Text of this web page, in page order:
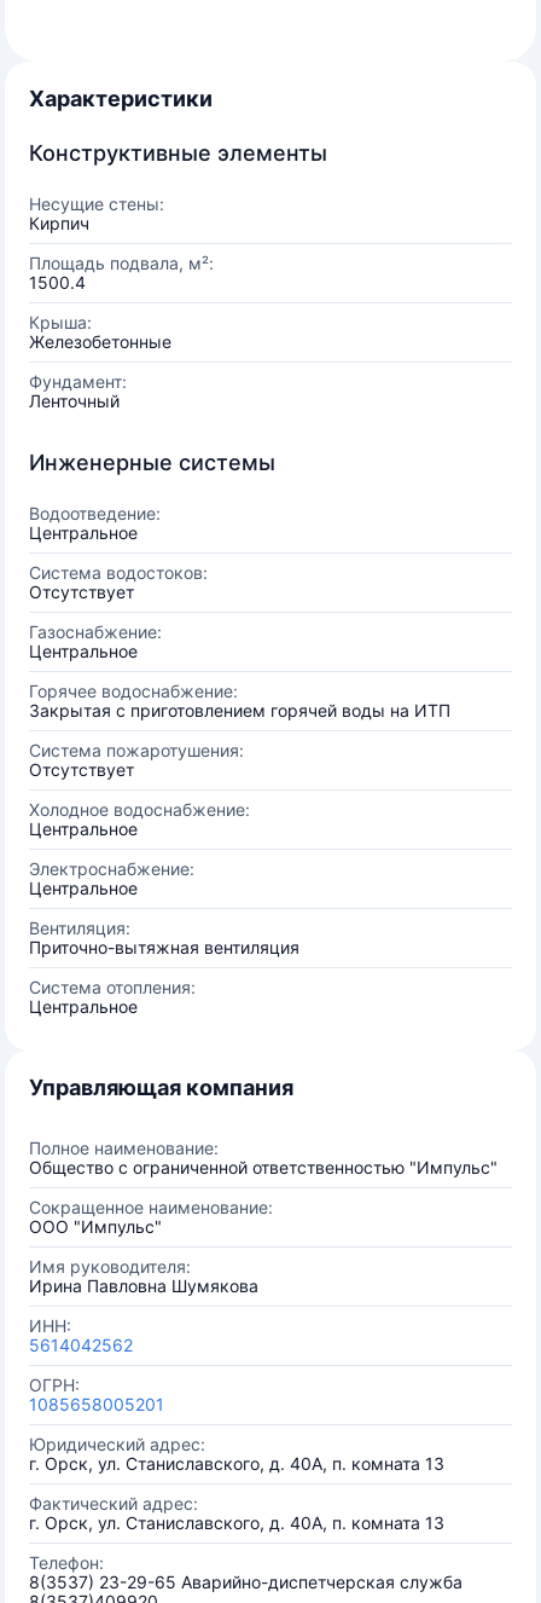
Характеристики
Конструктивные элементы
Несущие стены:
Кирпич
Площадь подвала, м²:
1500.4
Крыша:
Железобетонные
Фундамент:
Ленточный
Инженерные системы
Водоотведение:
Центральное
Система водостоков:
Отсутствует
Газоснабжение:
Центральное
Горячее водоснабжение:
Закрытая с приготовлением горячей воды на ИТП
Система пожаротушения:
Отсутствует
Холодное водоснабжение:
Центральное
Электроснабжение:
Центральное
Вентиляция:
Приточно-вытяжная вентиляция
Система отопления:
Центральное
Управляющая компания
Полное наименование:
Общество с ограниченной ответственностью "Импульс"
Сокращенное наименование:
ООО "Импульс"
Имя руководителя:
Ирина Павловна Шумякова
ИНН:
5614042562
ОГРН:
1085658005201
Юридический адрес:
г. Орск, ул. Станиславского, д. 40А, п. комната 13
Фактический адрес:
г. Орск, ул. Станиславского, д. 40А, п. комната 13
Телефон:
8(3537) 23-29-65 Аварийно-диспетчерская служба